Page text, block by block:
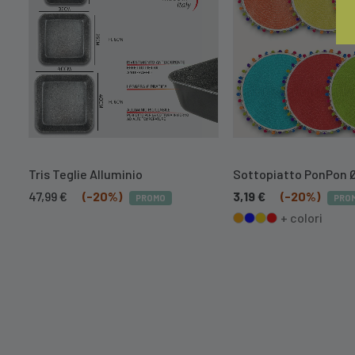
Tris Teglie Alluminio
Il
47,99€ (-20%) PROMO
Sottopiatto PonPon
3,19 € (-20%)
+ colori